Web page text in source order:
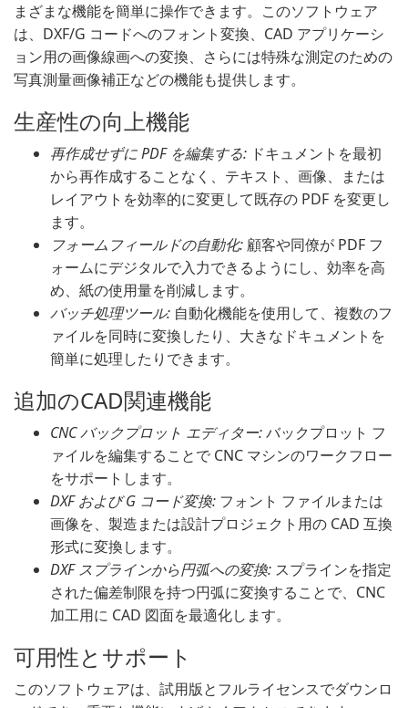
まざまな機能を簡単に操作できます。このソフトウェア
は、DXF/G コードへのフォント変換、CAD アプリケーシ
ョン用の画像線画への変換、さらには特殊な測定のための
写真測量画像補正などの機能も提供します。
生産性の向上機能
再作成せずに PDF を編集する: ドキュメントを最初
から再作成することなく、テキスト、画像、または
レイアウトを効率的に変更して既存の PDF を変更し
ます。
フォームフィールドの自動化: 顧客や同僚が PDF フ
ォームにデジタルで入力できるようにし、効率を高
め、紙の使用量を削減します。
バッチ処理ツール: 自動化機能を使用して、複数のフ
ァイルを同時に変換したり、大きなドキュメントを
簡単に処理したりできます。
追加のCAD関連機能
CNC バックプロット エディター:バックプロット フ
ァイルを編集することで CNC マシンのワークフロー
をサポートします。
DXF および G コード変換: フォント ファイルまたは
画像を、製造または設計プロジェクト用の CAD 互換
形式に変換します。
DXF スプラインから円弧への変換: スプラインを指定
された偏差制限を持つ円弧に変換することで、CNC
加工用に CAD 図面を最適化します。
可用性とサポート
このソフトウェアは、試用版とフルライセンスでダウンロ